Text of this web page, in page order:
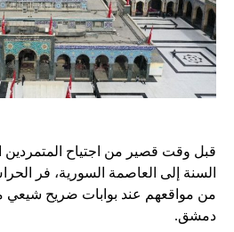
قبل وقت قصير من اجتياح المتمردين
السنة إلى العاصمة السورية، فر
من مواقعهم عند بوابات ضريح
دمشق.